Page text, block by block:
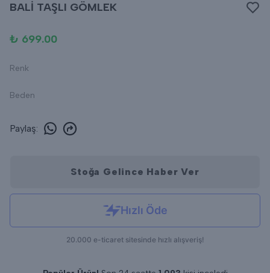
BALİ TAŞLI GÖMLEK
₺ 699.00
Renk
Beden
Paylaş:
Stoğa Gelince Haber Ver